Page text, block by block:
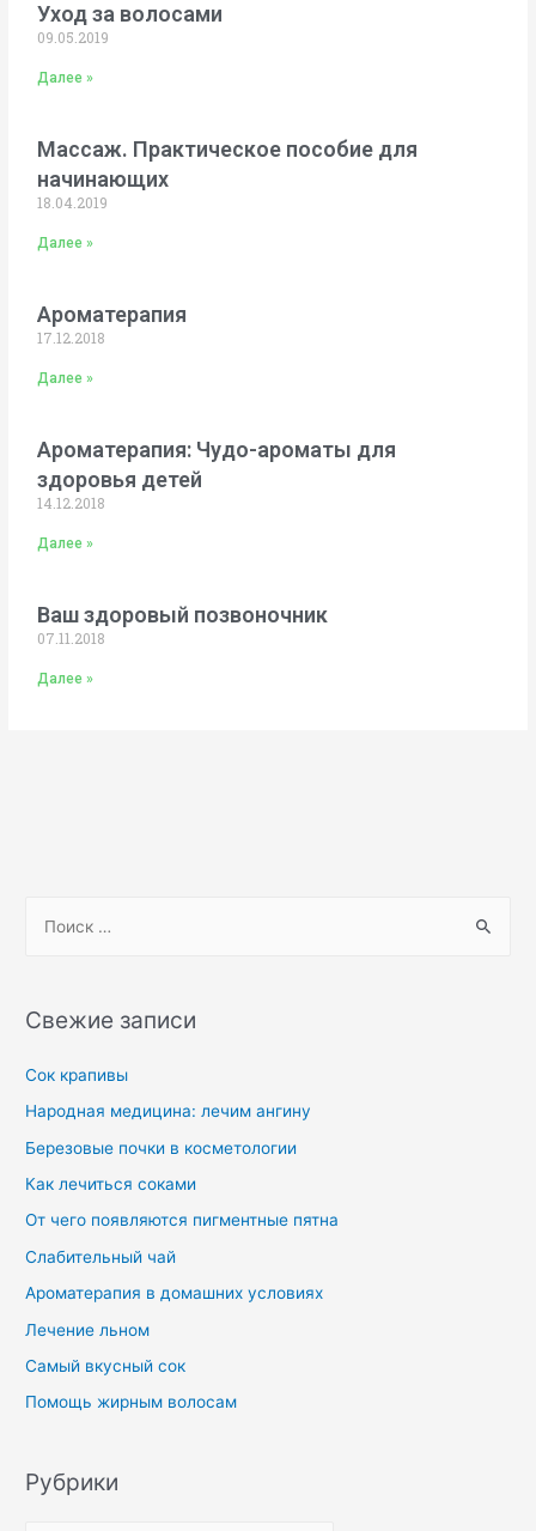
Уход за волосами
09.05.2019
Далее »
Массаж. Практическое пособие для
начинающих
18.04.2019
Далее »
Ароматерапия
17.12.2018
Далее »
Ароматерапия: Чудо-ароматы для
здоровья детей
14.12.2018
Далее »
Ваш здоровый позвоночник
07.11.2018
Далее »
Свежие записи
Сок крапивы
Народная медицина: лечим ангину
Березовые почки в косметологии
Как лечиться соками
От чего появляются пигментные пятна
Слабительный чай
Ароматерапия в домашних условиях
Лечение льном
Самый вкусный сок
Помощь жирным волосам
Рубрики